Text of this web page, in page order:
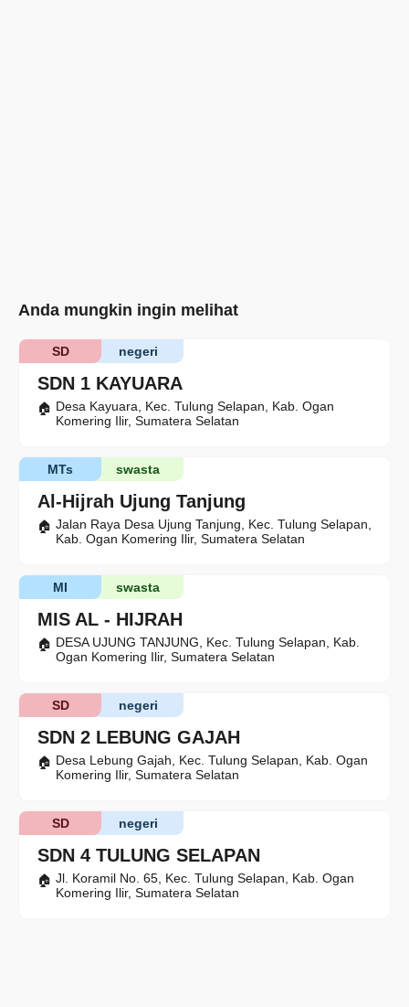
Anda mungkin ingin melihat
SDN 1 KAYUARA
negeri
SD
Desa Kayuara, Kec. Tulung Selapan, Kab. Ogan
Komering Ilir, Sumatera Selatan
Al-Hijrah Ujung Tanjung
swasta
MTs
Jalan Raya Desa Ujung Tanjung, Kec. Tulung Selapan,
Kab. Ogan Komering Ilir, Sumatera Selatan
MIS AL - HIJRAH
swasta
MI
DESA UJUNG TANJUNG, Kec. Tulung Selapan, Kab.
Ogan Komering Ilir, Sumatera Selatan
SDN 2 LEBUNG GAJAH
negeri
SD
Desa Lebung Gajah, Kec. Tulung Selapan, Kab. Ogan
Komering Ilir, Sumatera Selatan
SDN 4 TULUNG SELAPAN
negeri
SD
Jl. Koramil No. 65, Kec. Tulung Selapan, Kab. Ogan
Komering Ilir, Sumatera Selatan